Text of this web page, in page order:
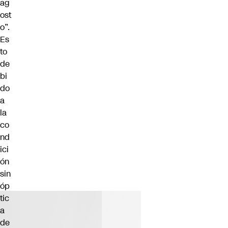
ag
ost
o”.
Es
to
de
bi
do
a
la
co
nd
ici
ón
sin
óp
tic
a
de